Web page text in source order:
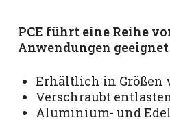
PCE führt eine Reihe
Anwendungen
Erhältlich in Größen
Verschraubt
Aluminium- und